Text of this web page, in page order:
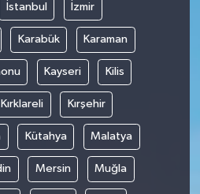
İstanbul İzmir
Karabük Karaman
Kayseri Kilis
Kırklareli Kırşehir
Kütahya Malatya
Mersin Muğla